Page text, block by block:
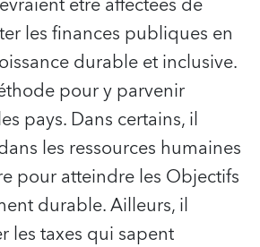
les finances publiques en
durable et inclusive.
pour y parvenir
pays. Dans certains, il
les ressources humaines
pour atteindre les Objectifs
durable. Ailleurs, il
les taxes qui sapent